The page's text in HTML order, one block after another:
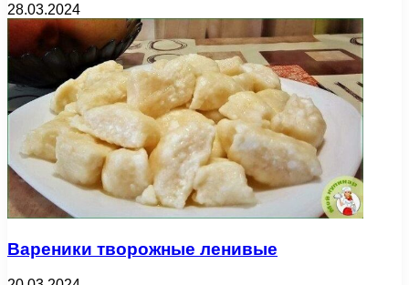
28.03.2024
Вареники творожные ленивые